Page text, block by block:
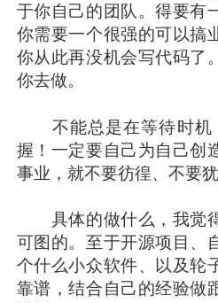
于你自己的团队。得要有
你需要一个很强的可以搞
你从此再没机会写代码了
你去做。
不能总是在等待时机
握！一定要自己为自己创
事业，就不要彷徨、不要犹
具体的做什么，我觉
可图的。至于开源项目、
个什么小众软件、以及轮
靠谱，结合自己的经验做